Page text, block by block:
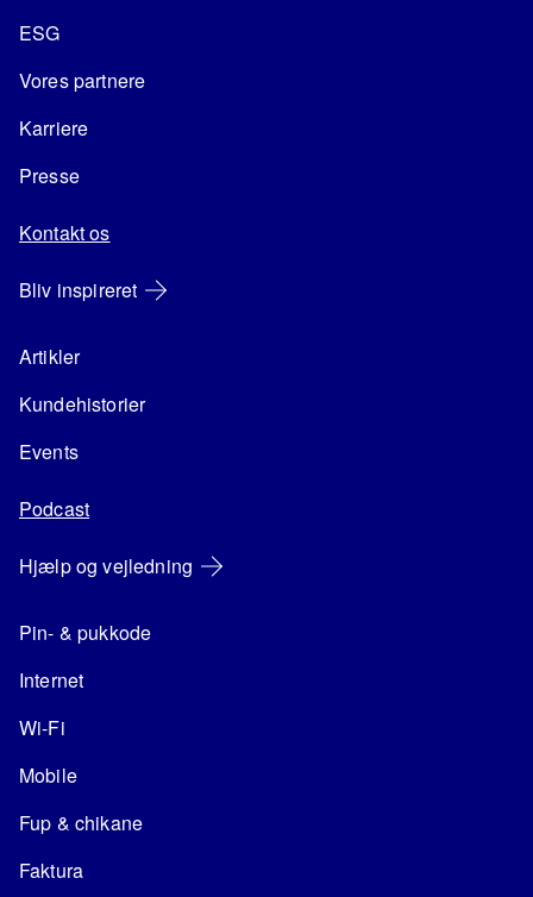
ESG
Vores partnere
Karriere
Presse
Kontakt os
Bliv inspireret
Artikler
Kundehistorier
Events
Podcast
Hjælp og vejledning
Pin- & pukkode
Internet
Wi-Fi
Mobile
Fup & chikane
Faktura